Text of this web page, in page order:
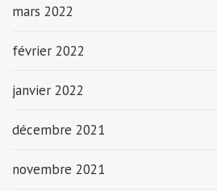
mars 2022
février 2022
janvier 2022
décembre 2021
novembre 2021